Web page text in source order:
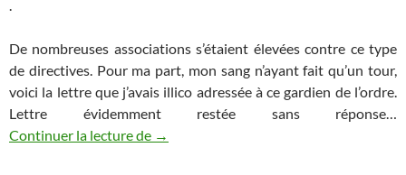
.
De nombreuses associations s’étaient élevées contre ce type
de directives. Pour ma part, mon sang n’ayant fait qu’un tour,
voici la lettre que j’avais illico adressée à ce gardien de l’ordre.
Lettre évidemment restée sans réponse…
Continuer la lecture de Eclipses intellectuelles
→